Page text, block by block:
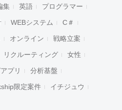
集 英語 プログラマー
WEBシステム C＃
オンライン 戦略立案
リクルーティング 女性
プリ 分析基盤
限定案件 イチジュウ